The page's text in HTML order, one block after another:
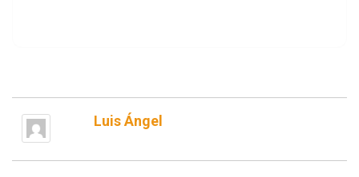
Luis Ángel